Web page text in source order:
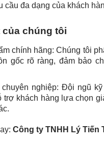
cầu đa dạng của khách
của chúng tôi
chính hãng: Chúng tôi
gốc rõ ràng, đảm bảo
nghiệp: Đội ngũ
trợ khách hàng lựa chọn
Công ty TNHH Lý Tiến